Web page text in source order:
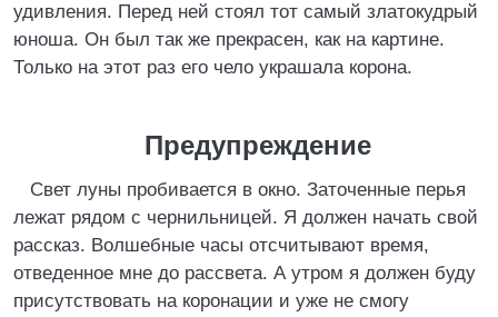
удивления. Перед ней стоял тот самый златокудрый
юноша. Он был так же прекрасен, как на картине.
Только на этот раз его чело украшала корона.
Предупреждение
Свет луны пробивается в окно. Заточенные перья
лежат рядом с чернильницей. Я должен начать свой
рассказ. Волшебные часы отсчитывают время,
отведенное мне до рассвета. А утром я должен буду
присутствовать на коронации и уже не смогу